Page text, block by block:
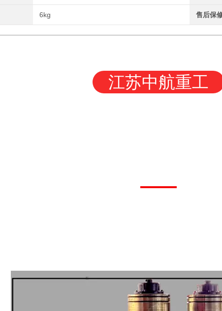
6kg 售后保
江苏中航重工